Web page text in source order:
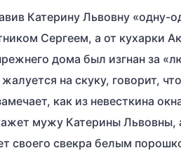
Катерину Львовну «одну-
Сергеем, а от кухарки
дома был изгнан за
на скуку, говорит,
как из невесткина
мужу Катерины Львовны,
своего свекра белым